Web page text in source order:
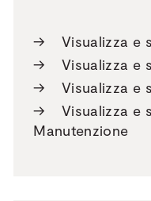
→
Visualizza e
→
Visualizza e
→
Visualizza e
→
Visualizza e
Manutenzione